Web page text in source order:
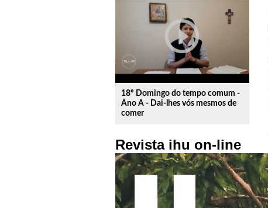
play_circle_outline
18º Domingo do tempo comum -
Ano A - Dai-lhes vós mesmos de
comer
Revista ihu on-line